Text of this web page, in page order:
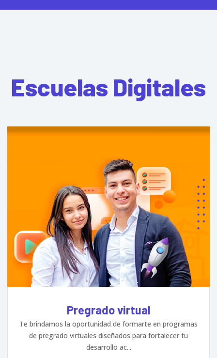
Escuelas Digitales
Pregrado virtual
Te brindamos la oportunidad de formarte en programas
de pregrado virtuales diseñados para fortalecer tu
desarrollo ac...